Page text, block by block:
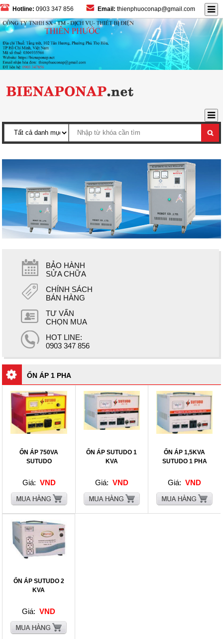
Hotline: 0903 347 856 Email: thienphuoconap@gmail.com
BẢO HÀNH
SỬA CHỮA
CHÍNH SÁCH
BÁN HÀNG
TƯ VẤN
CHỌN MUA
HOT LINE:
0903 347 856
ỔN ÁP 1 PHA
ỔN ÁP 750VA
SUTUDO
Giá: VND
ỔN ÁP SUTUDO 1
KVA
Giá: VND
ỔN ÁP 1,5KVA
SUTUDO 1 PHA
Giá: VND
ỔN ÁP SUTUDO 2
KVA
Giá: VND